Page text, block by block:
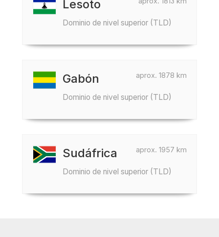
Lesoto
Dominio de nivel superior (TLD)
aprox. 1878 km
Gabón
Dominio de nivel superior (TLD)
aprox. 1957 km
Sudáfrica
Dominio de nivel superior (TLD)